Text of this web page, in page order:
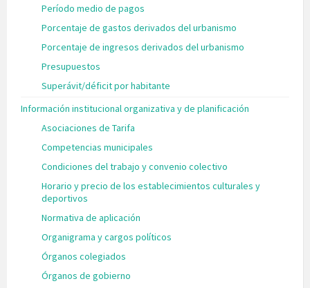
Período medio de pagos
Porcentaje de gastos derivados del urbanismo
Porcentaje de ingresos derivados del urbanismo
Presupuestos
Superávit/déficit por habitante
Información institucional organizativa y de planificación
Asociaciones de Tarifa
Competencias municipales
Condiciones del trabajo y convenio colectivo
Horario y precio de los establecimientos culturales y
deportivos
Normativa de aplicación
Organigrama y cargos políticos
Órganos colegiados
Órganos de gobierno